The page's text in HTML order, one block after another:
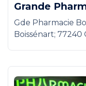
Grande
Gde Pharmacie
Boissénart; 77240